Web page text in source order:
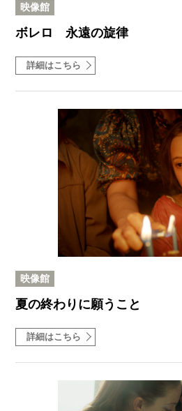
映像館
ボレロ 永遠の旋律
詳細はこちら
映像館
夏の終わりに願うこと
詳細はこちら